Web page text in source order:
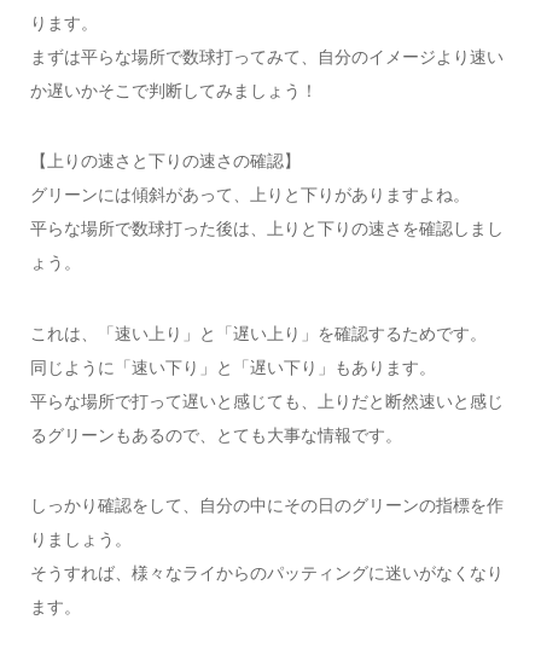
ります。
まずは平らな場所で数球打ってみて、自分のイメージより速い
か遅いかそこで判断してみましょう！
【上りの速さと下りの速さの確認】
グリーンには傾斜があって、上りと下りがありますよね。
平らな場所で数球打った後は、上りと下りの速さを確認しまし
ょう。
これは、「速い上り」と「遅い上り」を確認するためです。
同じように「速い下り」と「遅い下り」もあります。
平らな場所で打って遅いと感じても、上りだと断然速いと感じ
るグリーンもあるので、とても大事な情報です。
しっかり確認をして、自分の中にその日のグリーンの指標を作
りましょう。
そうすれば、様々なライからのパッティングに迷いがなくなり
ます。